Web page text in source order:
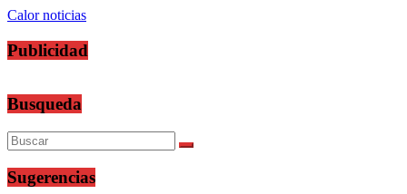
Calor noticias
Publicidad
Busqueda
Sugerencias